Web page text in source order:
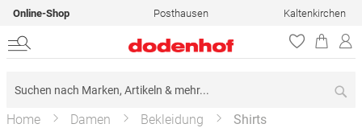
Online-Shop Posthausen Kaltenkirchen
Home Damen Bekleidung Shirts